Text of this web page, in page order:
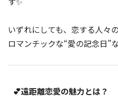
いずれにしても、恋する人々
ロマンチックな“愛の記念日”
💕遠距離恋愛の魅力とは？